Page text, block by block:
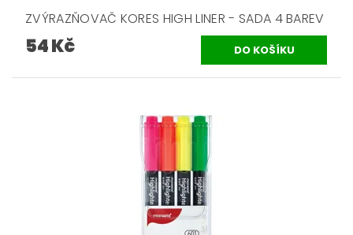
ZVÝRAZŇOVAČ KORES HIGH LINER - SADA 4 BAREV
54 Kč